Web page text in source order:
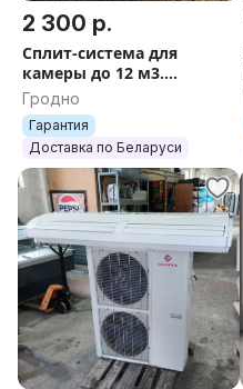
2 300 р.
Сплит-система для
камеры до 12 м3.
Гарантия. Доставка.
Гродно
Гарантия
Доставка по Беларуси